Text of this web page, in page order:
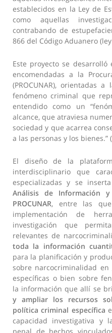
establecidos en la Ley de
como aquellas
contrabando de
866 del Código Aduanero
Este proyecto se
encomendadas a la
(PROCUNAR), orientadas
fenómeno criminal que
entendido como un
alcance, que atraviesa
sociedad y que acarrea
a las personas y los bienes.” (
El diseño de la
interdisciplinario que
especializadas y se
Análisis de Información
PROCUNAR, entre las
implementación de
investigación que
relevantes de
toda la información
para la planificación y
sobre narcocriminalidad en
específicas o bien sobre
la información que allí se
y ampliar los recursos
política criminal específica
capacidad investigativa y